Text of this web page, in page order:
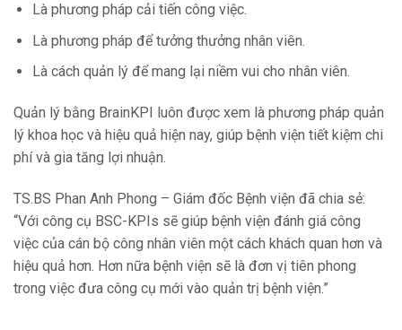
Là phương pháp cải tiến công việc.
Là phương pháp để tưởng thưởng nhân viên.
Là cách quản lý để mang lại niềm vui cho nhân viên.
Quản lý bằng BrainKPI luôn được xem là phương pháp quản
lý khoa học và hiệu quả hiện nay, giúp bệnh viện tiết kiệm chi
phí và gia tăng lợi nhuận.
TS.BS Phan Anh Phong – Giám đốc Bệnh viện đã chia sẻ:
“Với công cụ BSC-KPIs sẽ giúp bệnh viện đánh giá công
việc của cán bộ công nhân viên một cách khách quan hơn và
hiệu quả hơn. Hơn nữa bệnh viện sẽ là đơn vị tiên phong
trong việc đưa công cụ mới vào quản trị bệnh viện.”